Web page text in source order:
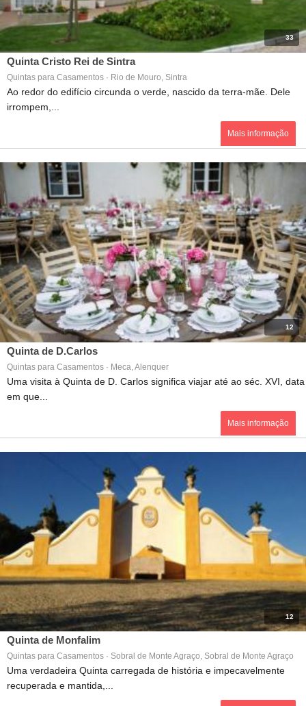
33
Quinta Cristo Rei de Sintra
Quintas para Casamentos · Rio de Mouro, Sintra
Ao redor do edifício circunda o verde, nascido da terra-mãe. Dele
irrompem,...
Mais informação
12
Quinta de D.Carlos
Quintas para Casamentos · Meca, Alenquer
Uma visita à Quinta de D. Carlos significa viajar até ao séc. XVI, data
em que...
Mais informação
12
Quinta de Monfalim
Quintas para Casamentos · Sobral de Monte Agraço, Sobral de Monte Agraço
Uma verdadeira Quinta carregada de história e impecavelmente
recuperada e mantida,...